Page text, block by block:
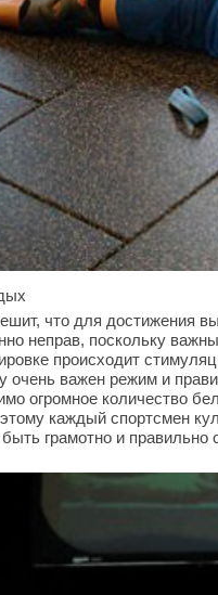
что для достижения
неправ, поскольку
происходит
очень важен режим и
огромное количество
каждый спортсмен
грамотно и правильно